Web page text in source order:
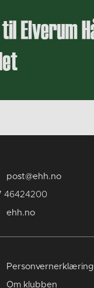
post@ehh.no
46424200
ehh.no
Personvernerklæring
Om klubben